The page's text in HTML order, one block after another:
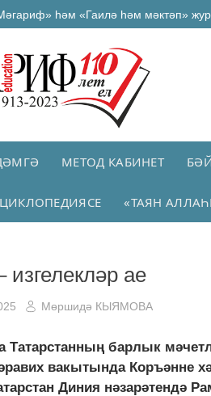
һәм «Гаилә һәм мәктәп»
МЕТОД КАБИНЕТ
«ТАЯН
изгелекләр ае
Мөршидә КЫЯМОВА
Татарстанның барлык
вакытында
Диния нәзарәтендә